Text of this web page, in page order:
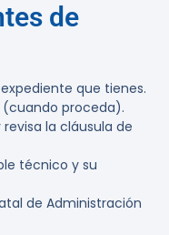
de
que tienes.
(cuando proceda).
la cláusula de
técnico y su
de Administración